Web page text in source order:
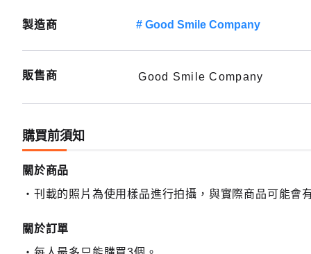
製造商 Good Smile Company
販售商 Good Smile Company
購買前須知
關於商品
刊載的照片為使用樣品進行拍攝，與實際商品可能會
關於訂單